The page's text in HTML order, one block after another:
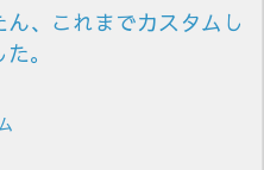
、これまでカスタムし
。